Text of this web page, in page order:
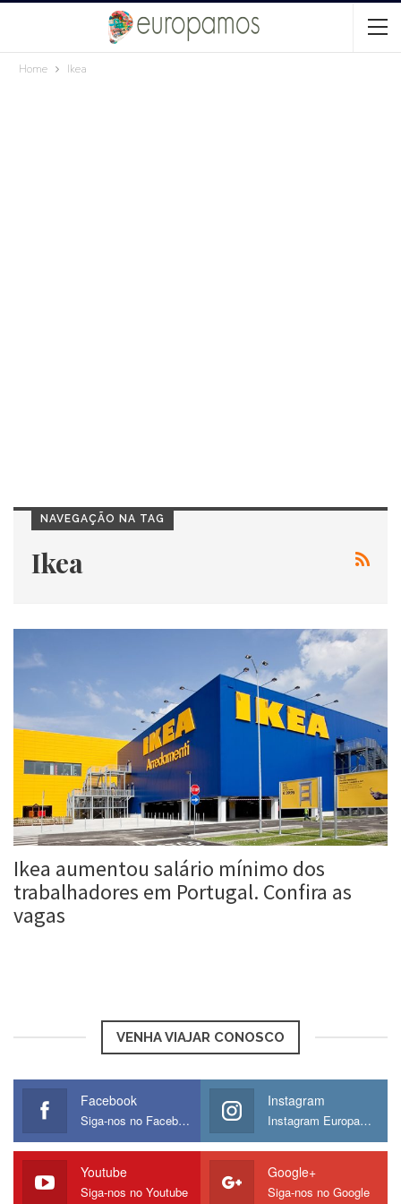
Home Ikea
NAVEGAÇÃO NA TAG
Ikea
Ikea aumentou salário mínimo dos
trabalhadores em Portugal. Confira as
vagas
VENHA VIAJAR CONOSCO
Facebook
Siga-nos no Facebook
Instagram
Instagram Europamos
Youtube
Siga-nos no Youtube
Google+
Siga-nos no Google